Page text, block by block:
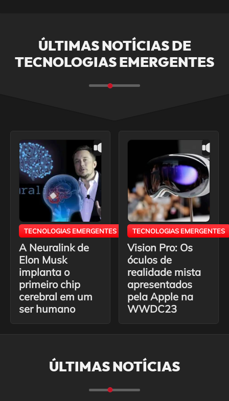
ÚLTIMAS NOTÍCIAS DE
TECNOLOGIAS EMERGENTES
TECNOLOGIAS EMERGENTES
A Neuralink de
Elon Musk
implanta o
primeiro chip
cerebral em um
ser humano
TECNOLOGIAS EMERGENTES
Vision Pro: Os
óculos de
realidade mista
apresentados
pela Apple na
WWDC23
ÚLTIMAS NOTÍCIAS